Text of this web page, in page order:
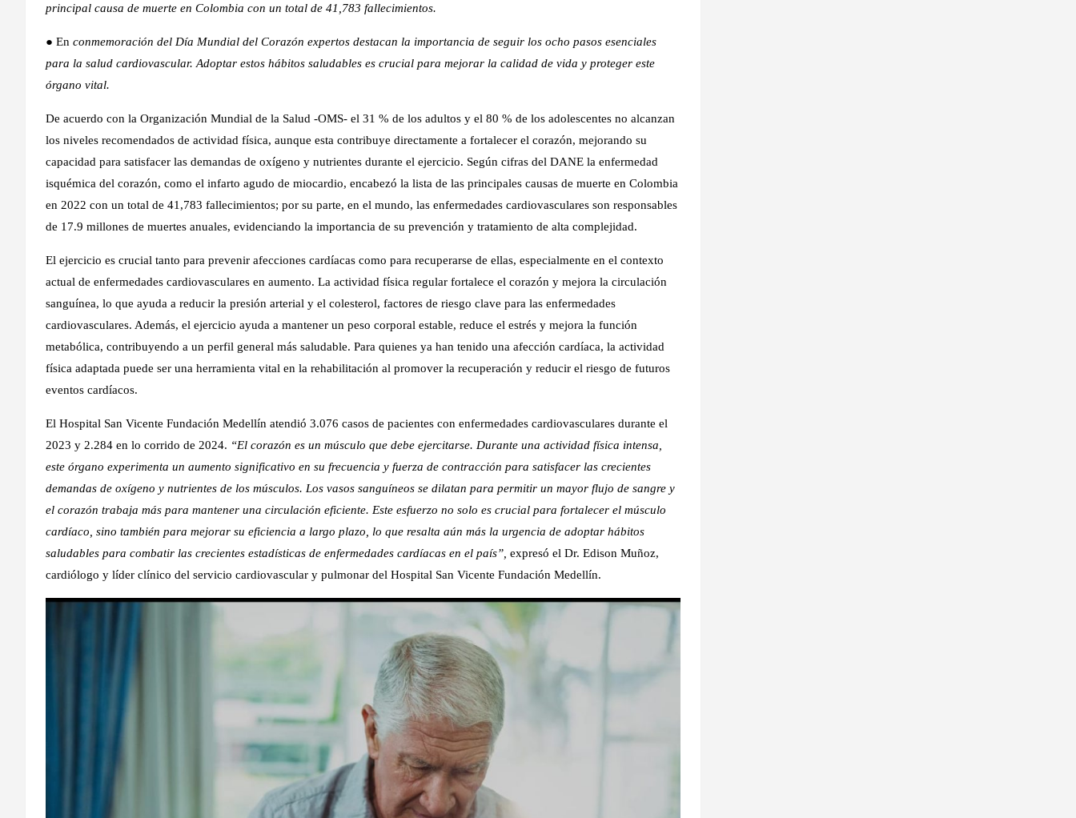
principal causa de muerte en Colombia con un total de 41,783 fallecimientos.
● En conmemoración del Día Mundial del Corazón expertos destacan la importancia de seguir los ocho pasos esenciales
para la salud cardiovascular. Adoptar estos hábitos saludables es crucial para mejorar la calidad de vida y proteger este
órgano vital.
De acuerdo con la Organización Mundial de la Salud -OMS- el 31 % de los adultos y el 80 % de los adolescentes no alcanzan
los niveles recomendados de actividad física, aunque esta contribuye directamente a fortalecer el corazón, mejorando su
capacidad para satisfacer las demandas de oxígeno y nutrientes durante el ejercicio. Según cifras del DANE la enfermedad
isquémica del corazón, como el infarto agudo de miocardio, encabezó la lista de las principales causas de muerte en Colombia
en 2022 con un total de 41,783 fallecimientos; por su parte, en el mundo, las enfermedades cardiovasculares son responsables
de 17.9 millones de muertes anuales, evidenciando la importancia de su prevención y tratamiento de alta complejidad.
El ejercicio es crucial tanto para prevenir afecciones cardíacas como para recuperarse de ellas, especialmente en el contexto
actual de enfermedades cardiovasculares en aumento. La actividad física regular fortalece el corazón y mejora la circulación
sanguínea, lo que ayuda a reducir la presión arterial y el colesterol, factores de riesgo clave para las enfermedades
cardiovasculares. Además, el ejercicio ayuda a mantener un peso corporal estable, reduce el estrés y mejora la función
metabólica, contribuyendo a un perfil general más saludable. Para quienes ya han tenido una afección cardíaca, la actividad
física adaptada puede ser una herramienta vital en la rehabilitación al promover la recuperación y reducir el riesgo de futuros
eventos cardíacos.
El Hospital San Vicente Fundación Medellín atendió 3.076 casos de pacientes con enfermedades cardiovasculares durante el
2023 y 2.284 en lo corrido de 2024. “El corazón es un músculo que debe ejercitarse. Durante una actividad física intensa,
este órgano experimenta un aumento significativo en su frecuencia y fuerza de contracción para satisfacer las crecientes
demandas de oxígeno y nutrientes de los músculos. Los vasos sanguíneos se dilatan para permitir un mayor flujo de sangre y
el corazón trabaja más para mantener una circulación eficiente. Este esfuerzo no solo es crucial para fortalecer el músculo
cardíaco, sino también para mejorar su eficiencia a largo plazo, lo que resalta aún más la urgencia de adoptar hábitos
saludables para combatir las crecientes estadísticas de enfermedades cardíacas en el país”, expresó el Dr. Edison Muñoz,
cardiólogo y líder clínico del servicio cardiovascular y pulmonar del Hospital San Vicente Fundación Medellín.